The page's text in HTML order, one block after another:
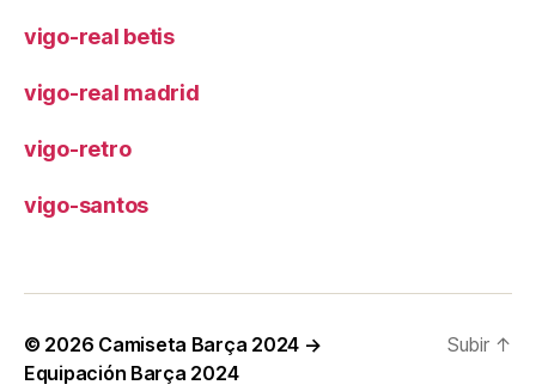
vigo-real betis
vigo-real madrid
vigo-retro
vigo-santos
© 2026 Camiseta Barça 2024 →
Equipación Barça 2024
Subir ↑